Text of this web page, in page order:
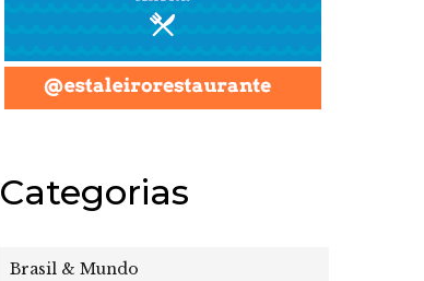
Categorias
Brasil & Mundo